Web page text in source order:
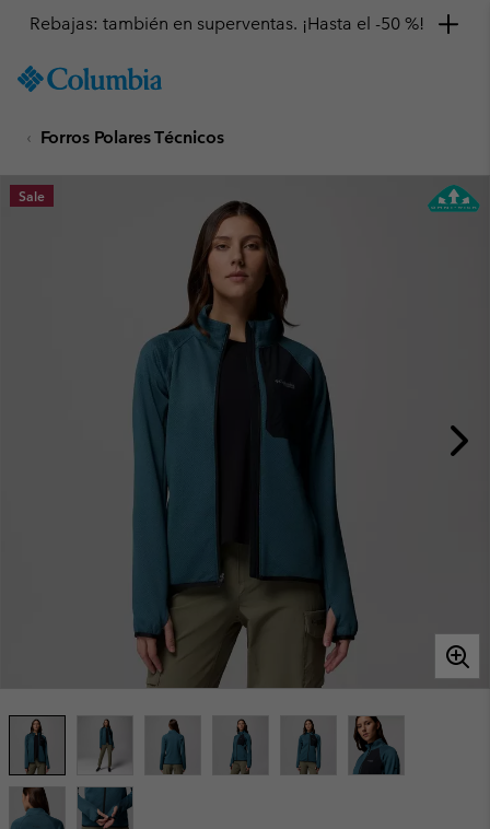
TO
SKIP
MAIN
NAV
Rebajas: también en superventas. ¡Hasta el -50 %!
Forros Polares Técnicos
Sale